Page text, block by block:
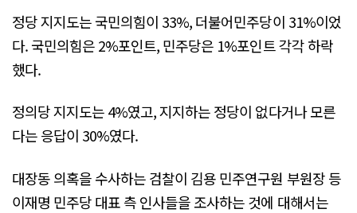
정당 지지도는 국민의힘이 33%, 더불어민주당이 31%이었
다. 국민의힘은 2%포인트, 민주당은 1%포인트 각각 하락
했다.
정의당 지지도는 4%였고, 지지하는 정당이 없다거나 모른
다는 응답이 30%였다.
대장동 의혹을 수사하는 검찰이 김용 민주연구원 부원장 등
이재명 민주당 대표 측 인사들을 조사하는 것에 대해서는